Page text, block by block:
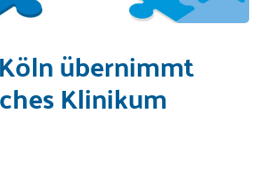
übernimmt
Klinikum